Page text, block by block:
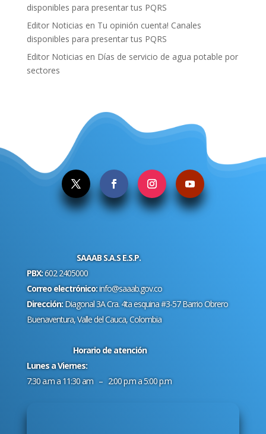
disponibles para presentar tus PQRS
Editor Noticias en Tu opinión cuenta! Canales
disponibles para presentar tus PQRS
Editor Noticias en Días de servicio de agua potable por
sectores
SAAAB S.A.S E.S.P.
PBX:602 2405000
Correo electrónico:info@saaab.gov.co
Dirección:Diagonal 3A Cra. 4ta esquina #3-57 Barrio Obrero
Buenaventura, Valle del Cauca, Colombia
Horario de atención
Lunes a Viernes:
7:30 a.m a 11:30 am – 2:00 p.m a 5:00 p.m